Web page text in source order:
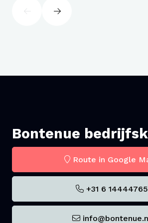
Bontenue
Route in Google
+31 6 14444765